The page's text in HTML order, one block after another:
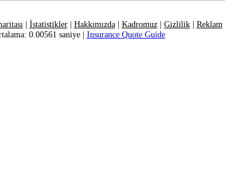
| İstatistikler| Hakkımızda| Kadromuz| Gizlilik| Reklam
0.00561 saniye | Insurance Quote Guide